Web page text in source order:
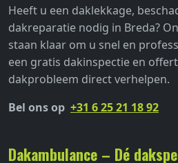
Heeft u een daklekkage,
dakreparatie nodig in Breda?
staan klaar om u snel en
een gratis dakinspectie en
dakprobleem direct verhelpen.
Bel ons op +31 6 25 21 18 92
Dakambulance – Dé